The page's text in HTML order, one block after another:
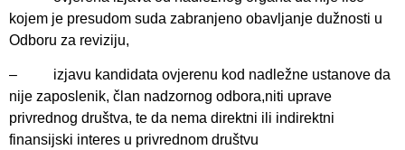
kojem je presudom suda zabranjeno obavljanje dužnosti u
Odboru za reviziju,
– izjavu kandidata ovjerenu kod nadležne ustanove da
nije zaposlenik, član nadzornog odbora,niti uprave
privrednog društva, te da nema direktni ili indirektni
finansijski interes u privrednom društvu